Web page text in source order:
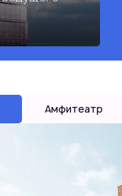
Амфитеатр